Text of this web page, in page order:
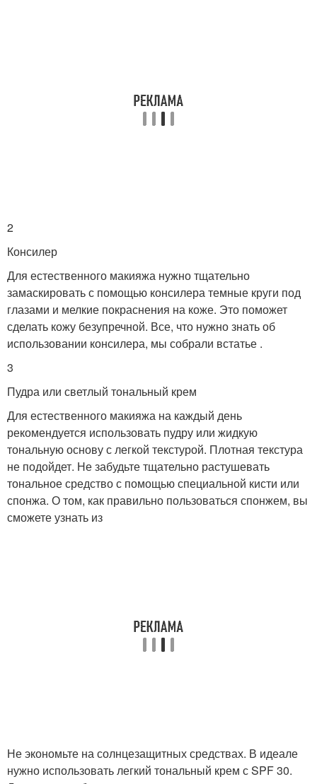
2
Консилер
Для естественного макияжа нужно тщательно
замаскировать с помощью консилера темные круги под
глазами и мелкие покраснения на коже. Это поможет
сделать кожу безупречной. Все, что нужно знать об
использовании консилера, мы собрали встатье .
3
Пудра или светлый тональный крем
Для естественного макияжа на каждый день
рекомендуется использовать пудру или жидкую
тональную основу с легкой текстурой. Плотная текстура
не подойдет. Не забудьте тщательно растушевать
тональное средство с помощью специальной кисти или
спонжа. О том, как правильно пользоваться спонжем, вы
сможете узнать из
Не экономьте на солнцезащитных средствах. В идеале
нужно использовать легкий тональный крем с SPF 30.